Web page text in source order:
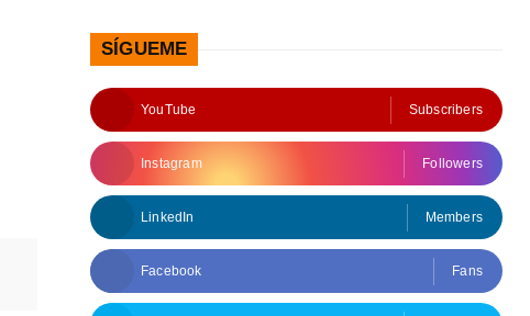
SÍGUEME
YouTube Subscribers
Instagram Followers
LinkedIn Members
Facebook Fans